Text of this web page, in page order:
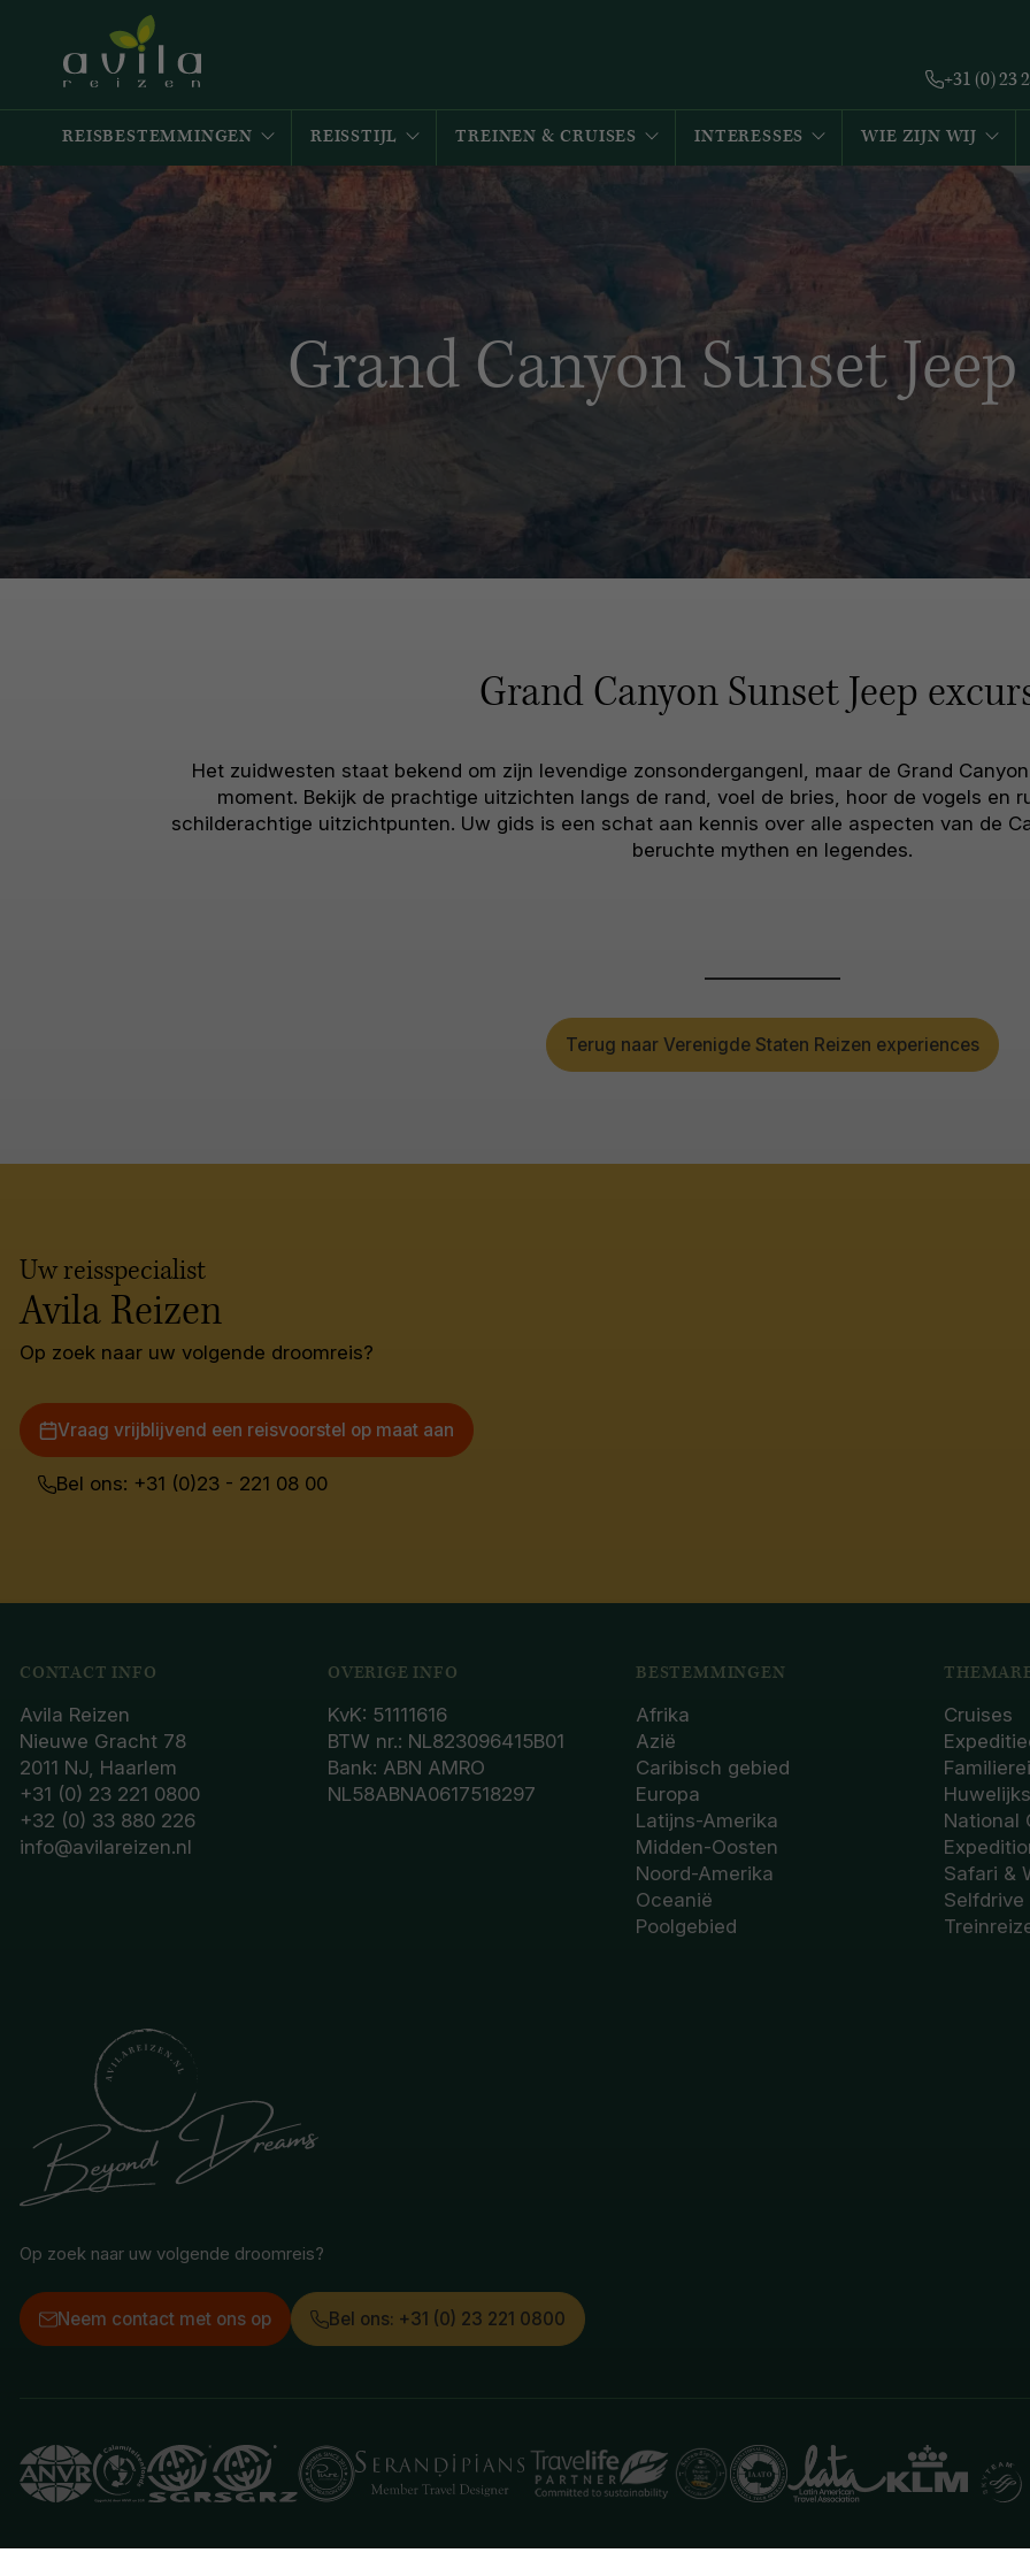
+31 (0) 23
REISBESTEMMINGEN REISSTIJL TREINEN & CRUISES INTERESSES WIE ZIJN WIJ
Grand Canyon Sunset
Grand Canyon Sunset Jeep
Het zuidwesten staat bekend om zijn levendige zonsondergangenl, maar de Grand
moment. Bekijk de prachtige uitzichten langs de rand, voel de bries, hoor de vogels en
schilderachtige uitzichtpunten. Uw gids is een schat aan kennis over alle aspecten van de
beruchte mythen en legendes.
Terug naar Verenigde Staten Reizen experiences
Uw reisspecialist
Avila Reizen
Op zoek naar uw volgende droomreis?
Vraag vrijblijvend een reisvoorstel op maat aan
Bel ons: +31 (0)23 - 221 08 00
CONTACT INFO
Avila Reizen
Nieuwe Gracht 78
2011 NJ, Haarlem
+31 (0) 23 221 0800
+32 (0) 33 880 226
info@avilareizen.nl
OVERIGE INFO
KvK: 51111616
BTW nr.: NL823096415B01
Bank: ABN AMRO
NL58ABNA0617518297
BESTEMMINGEN
Afrika
Azië
Caribisch gebied
Europa
Latijns-Amerika
Midden-Oosten
Noord-Amerika
Oceanië
Poolgebied
Cruises
National
Safari &
Selfdrive
Op zoek naar uw volgende droomreis?
Neem contact met ons op Bel ons: +31 (0) 23 221 0800